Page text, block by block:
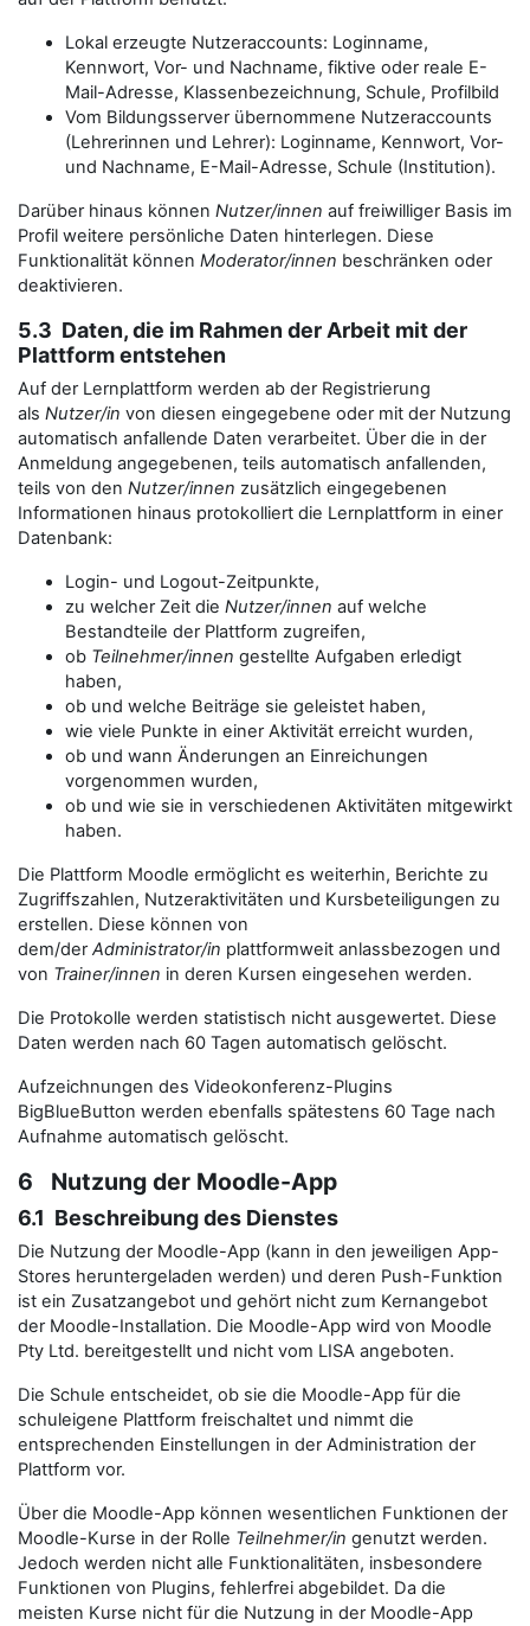
Lokal erzeugte Nutzeraccounts: Loginname,
Kennwort, Vor- und Nachname, fiktive oder reale E-
Mail-Adresse, Klassenbezeichnung, Schule, Profilbild
Vom Bildungsserver übernommene Nutzeraccounts
(Lehrerinnen und Lehrer): Loginname, Kennwort, Vor-
und Nachname, E-Mail-Adresse, Schule (Institution).
Darüber hinaus können Nutzer/innen auf freiwilliger Basis im
Profil weitere persönliche Daten hinterlegen. Diese
Funktionalität können Moderator/innen beschränken oder
deaktivieren.
5.3 Daten, die im Rahmen der Arbeit mit der
Plattform entstehen
Auf der Lernplattform werden ab der Registrierung
als Nutzer/in von diesen eingegebene oder mit der Nutzung
automatisch anfallende Daten verarbeitet. Über die in der
Anmeldung angegebenen, teils automatisch anfallenden,
teils von den Nutzer/innen zusätzlich eingegebenen
Informationen hinaus protokolliert die Lernplattform in einer
Datenbank:
Login- und Logout-Zeitpunkte,
zu welcher Zeit die Nutzer/innen auf welche
Bestandteile der Plattform zugreifen,
ob Teilnehmer/innen gestellte Aufgaben erledigt
haben,
ob und welche Beiträge sie geleistet haben,
wie viele Punkte in einer Aktivität erreicht wurden,
ob und wann Änderungen an Einreichungen
vorgenommen wurden,
ob und wie sie in verschiedenen Aktivitäten mitgewirkt
haben.
Die Plattform Moodle ermöglicht es weiterhin, Berichte zu
Zugriffszahlen, Nutzeraktivitäten und Kursbeteiligungen zu
erstellen. Diese können von
dem/derAdministrator/in plattformweit anlassbezogen und
von Trainer/innen in deren Kursen eingesehen werden.
Die Protokolle werden statistisch nicht ausgewertet. Diese
Daten werden nach 60 Tagen automatisch gelöscht.
Aufzeichnungen des Videokonferenz-Plugins
BigBlueButton werden ebenfalls spätestens 60 Tage nach
Aufnahme automatisch gelöscht.
6 Nutzung der Moodle-App
6.1 Beschreibung des Dienstes
Die Nutzung der Moodle-App (kann in den jeweiligen App-
Stores heruntergeladen werden) und deren Push-Funktion
ist ein Zusatzangebot und gehört nicht zum Kernangebot
der Moodle-Installation. Die Moodle-App wird von Moodle
Pty Ltd. bereitgestellt und nicht vom LISA angeboten.
Die Schule entscheidet, ob sie die Moodle-App für die
schuleigene Plattform freischaltet und nimmt die
entsprechenden Einstellungen in der Administration der
Plattform vor.
Über die Moodle-App können wesentlichen Funktionen der
Moodle-Kurse in der Rolle Teilnehmer/in genutzt werden.
Jedoch werden nicht alle Funktionalitäten, insbesondere
Funktionen von Plugins, fehlerfrei abgebildet. Da die
meisten Kurse nicht für die Nutzung in der Moodle-App